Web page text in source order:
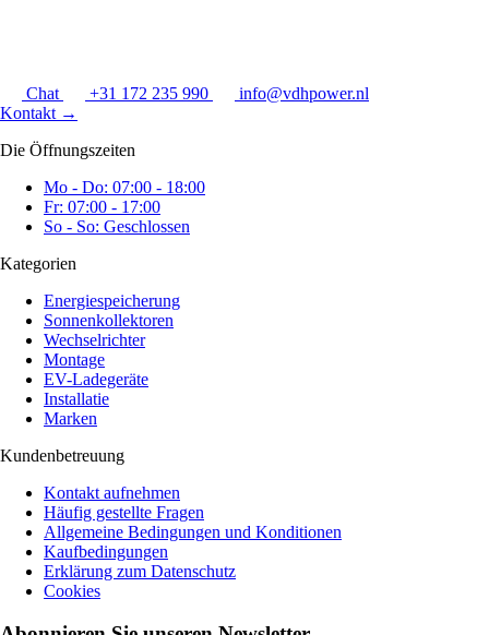
Chat +31 172 235 990
info@vdhpower.nl
Kontakt →
Die Öffnungszeiten
Mo - Do: 07:00 - 18:00
Fr: 07:00 - 17:00
So - So: Geschlossen
Kategorien
Energiespeicherung
Sonnenkollektoren
Wechselrichter
Montage
EV-Ladegeräte
Installatie
Marken
Kundenbetreuung
Kontakt aufnehmen
Häufig gestellte Fragen
Allgemeine Bedingungen und Konditionen
Kaufbedingungen
Erklärung zum Datenschutz
Cookies